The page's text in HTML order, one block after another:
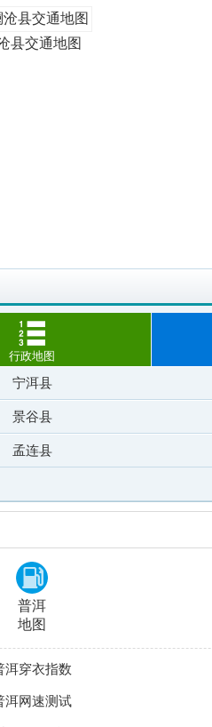
县交通地图
行政地图
宁洱县
景谷县
孟连县
普洱
地图
洱穿衣指数
洱网速测试